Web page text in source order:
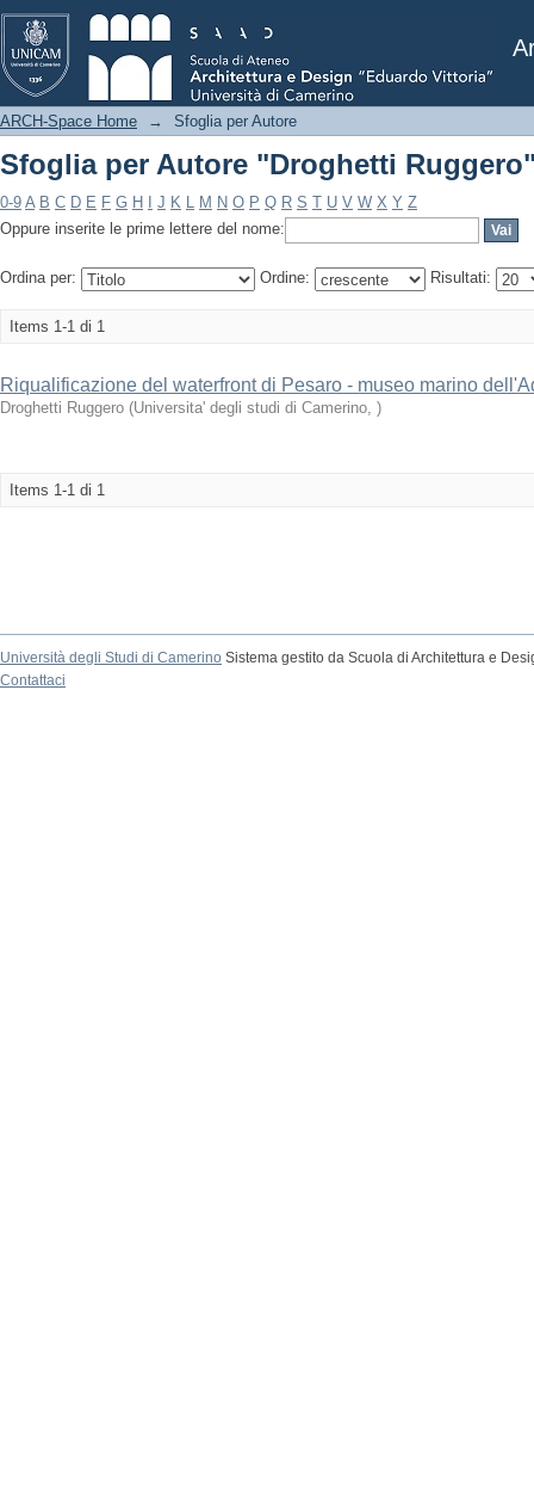
Sfoglia per Autore "Droghetti
ARCH-Space Home → Sfoglia per Autore
Sfoglia per Autore "Droghetti
0-9 A B C D E F G H J K L M N O P Q R S T U V W X Y Z
Oppure inserite le prime lettere del nome:
Ordina per: Ordine: Risultati:
Items 1-1 di 1
Riqualificazione del waterfront di Pesaro - museo marino
Droghetti Ruggero (Universita' degli studi di Camerino, )
Items 1-1 di 1
Università degli Studi di Camerino Sistema gestito da Scuola di Architettura e
Contattaci